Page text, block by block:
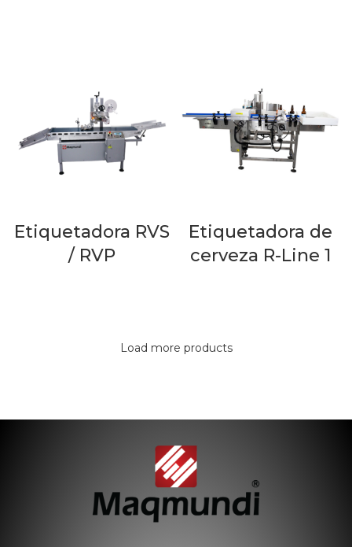
Etiquetadora RVS
/ RVP
Etiquetadora de
cerveza R-Line 1
Load more products